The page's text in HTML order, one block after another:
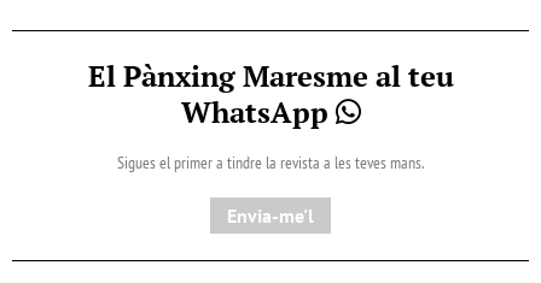
El Pànxing Maresme al teu
WhatsApp
Sigues el primer a tindre la revista a les teves mans.
Envia-me'l